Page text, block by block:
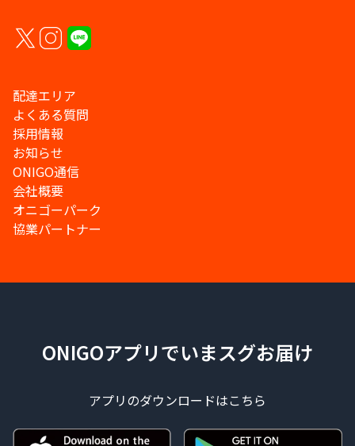
配達エリア
よくある質問
採用情報
お知らせ
ONIGO通信
会社概要
オニゴーパーク
協業パートナー
ONIGOアプリでいまスグお届け
アプリのダウンロードはこちら